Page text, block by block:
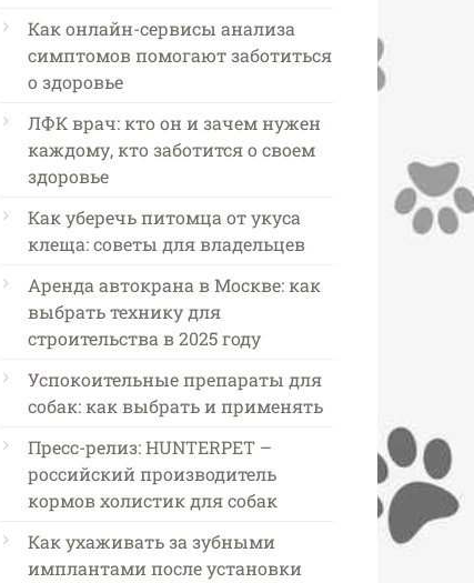
Как онлайн-сервисы анализа
симптомов помогают заботиться
о здоровье
ЛФК врач: кто он и зачем нужен
каждому, кто заботится о своем
здоровье
Как уберечь питомца от укуса
клеща: советы для владельцев
Аренда автокрана в Москве: как
выбрать технику для
строительства в 2025 году
Успокоительные препараты для
собак: как выбрать и применять
Пресс-релиз: HUNTERPET –
российский производитель
кормов холистик для собак
Как ухаживать за зубными
имплантами после установки